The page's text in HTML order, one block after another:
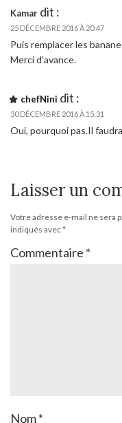
Kamar dit :
25 DÉCEMBRE 2016 À 20:47
Puis remplacer les
Merci d’avance.
chefNini dit :
30 DÉCEMBRE 2016 À 15:31
Oui, pourquoi pas.Il
Laisser un
Votre adresse e-mail ne sera
indiqués avec*
Commentaire *
Nom*